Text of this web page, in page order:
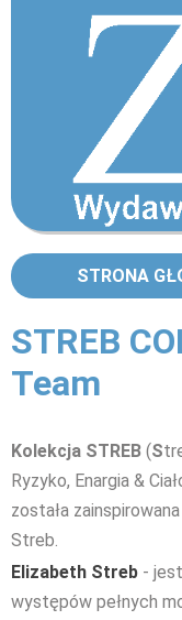
STRONA
STREB
Team
Kolekcja STREB (S
Ryzyko, Enargia &
została
Streb.
Elizabeth Streb -
występów pełnych